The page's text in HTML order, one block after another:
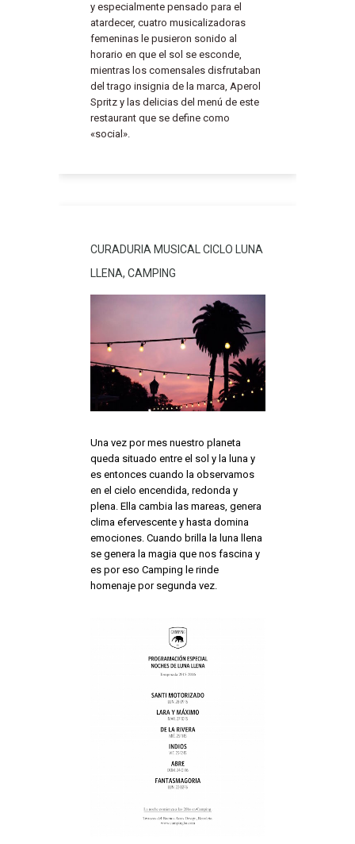
y especialmente pensado para el
atardecer, cuatro musicalizadoras
femeninas le pusieron sonido al
horario en que el sol se esconde,
mientras los comensales disfrutaban
del trago insignia de la marca, Aperol
Spritz y las delicias del menú de este
restaurant que se define como
«social».
CURADURIA MUSICAL CICLO LUNA
LLENA, CAMPING
Una vez por mes nuestro planeta
queda situado entre el sol y la luna y
es entonces cuando la observamos
en el cielo encendida, redonda y
plena. Ella cambia las mareas, genera
clima efervescente y hasta domina
emociones. Cuando brilla la luna llena
se genera la magia que nos fascina y
es por eso Camping le rinde
homenaje por segunda vez.